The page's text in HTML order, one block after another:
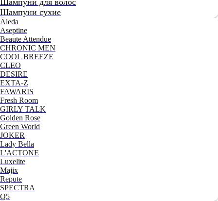
Шампуни для волос
Шампуни сухие
Aleda
Aseptine
Beaute Attendue
CHRONIC MEN
COOL BREEZE
CLEO
DESIRE
EXTA-Z
FAWARIS
Fresh Room
GIRLY TALK
Golden Rose
Green World
JOKER
Lady Bella
L'ACTONE
Luxelite
Majix
Repute
SPECTRA
Q5